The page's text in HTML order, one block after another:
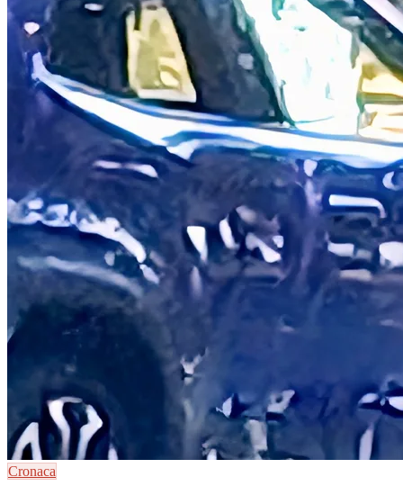
Cronaca